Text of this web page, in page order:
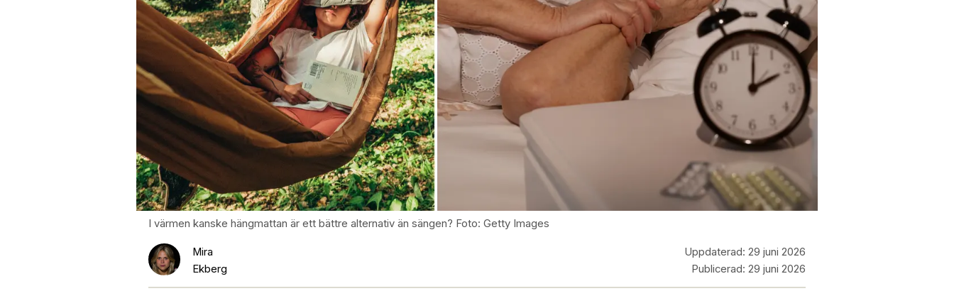
I värmen kanske hängmattan är ett bättre alternativ än sängen? Foto: Getty Images
Mira
Ekberg
Uppdaterad: 29 juni 2026
Publicerad: 29 juni 2026